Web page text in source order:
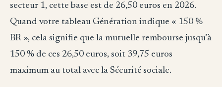
secteur 1, cette base est de 26,50 euros en 2026.
Quand votre tableau Génération indique « 150 %
BR », cela signifie que la mutuelle rembourse jusqu’à
150 % de ces 26,50 euros, soit 39,75 euros
maximum au total avec la Sécurité sociale.